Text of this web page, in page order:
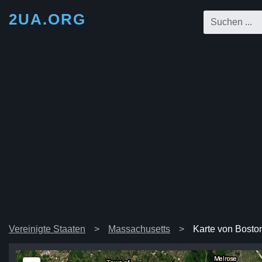
2UA.ORG
Vereinigte Staaten Massachusetts Karte von